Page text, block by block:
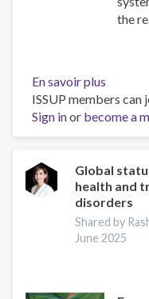
the
En savoir plus
for
and
ISSUP members
Sign inor become a
Global
health and
disorders
Shared by
June 2025